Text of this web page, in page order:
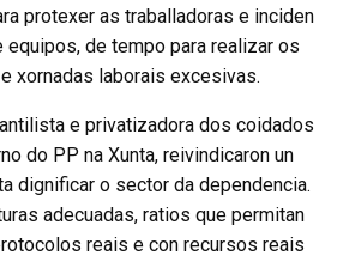
protexer as traballadoras e inciden
equipos, de tempo para realizar os
xornadas laborais excesivas.
e privatizadora dos coidados
do PP na Xunta, reivindicaron un
dignificar o sector da dependencia.
adecuadas, ratios que permitan
reais e con recursos reais